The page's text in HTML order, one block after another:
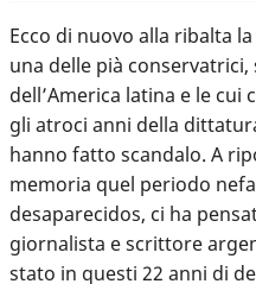
Ecco di nuovo alla ribalta
una delle pià
dell’America latina e le
gli atroci anni della
hanno fatto scandalo. A
memoria quel periodo
desaparecidos, ci ha
giornalista e scrittore
stato in questi 22 anni di